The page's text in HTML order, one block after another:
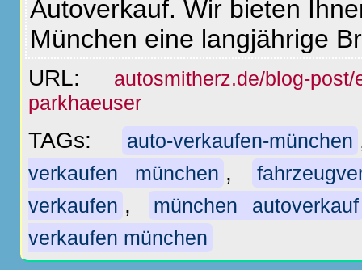
Autoverkauf. Wir bieten
München eine langjährige
URL:
autosmitherz.de/blog-
parkhaeuser
TAGs: auto-verkaufen-münchen
verkaufen münchen ,
verkaufen ,
münchen autoverkauf
verkaufen münchen